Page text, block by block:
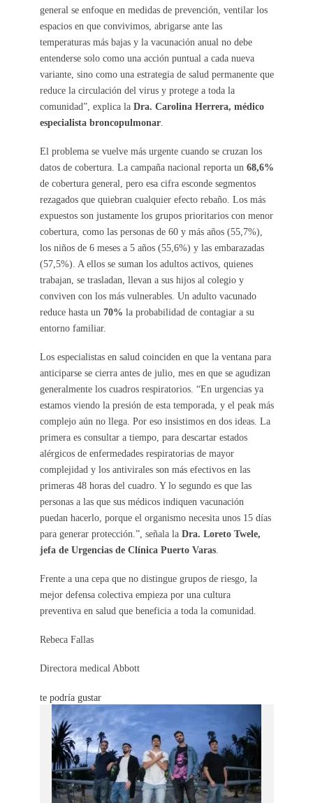
general se enfoque en medidas de prevención, ventilar los
espacios en que convivimos, abrigarse ante las
temperaturas más bajas y la vacunación anual no debe
entenderse solo como una acción puntual a cada nueva
variante, sino como una estrategia de salud permanente que
reduce la circulación del virus y protege a toda la
comunidad”, explica la Dra. Carolina Herrera, médico
especialista broncopulmonar.
El problema se vuelve más urgente cuando se cruzan los
datos de cobertura. La campaña nacional reporta un 68,6%
de cobertura general, pero esa cifra esconde segmentos
rezagados que quiebran cualquier efecto rebaño. Los más
expuestos son justamente los grupos prioritarios con menor
cobertura, como las personas de 60 y más años (55,7%),
los niños de 6 meses a 5 años (55,6%) y las embarazadas
(57,5%). A ellos se suman los adultos activos, quienes
trabajan, se trasladan, llevan a sus hijos al colegio y
conviven con los más vulnerables. Un adulto vacunado
reduce hasta un 70% la probabilidad de contagiar a su
entorno familiar.
Los especialistas en salud coinciden en que la ventana para
anticiparse se cierra antes de julio, mes en que se agudizan
generalmente los cuadros respiratorios. “En urgencias ya
estamos viendo la presión de esta temporada, y el peak más
complejo aún no llega. Por eso insistimos en dos ideas. La
primera es consultar a tiempo, para descartar estados
alérgicos de enfermedades respiratorias de mayor
complejidad y los antivirales son más efectivos en las
primeras 48 horas del cuadro. Y lo segundo es que las
personas a las que sus médicos indiquen vacunación
puedan hacerlo, porque el organismo necesita unos 15 días
para generar protección.”, señala la Dra. Loreto Twele,
jefa de Urgencias de Clínica Puerto Varas.
Frente a una cepa que no distingue grupos de riesgo, la
mejor defensa colectiva empieza por una cultura
preventiva en salud que beneficia a toda la comunidad.
Rebeca Fallas
Directora medical Abbott
te podría gustar